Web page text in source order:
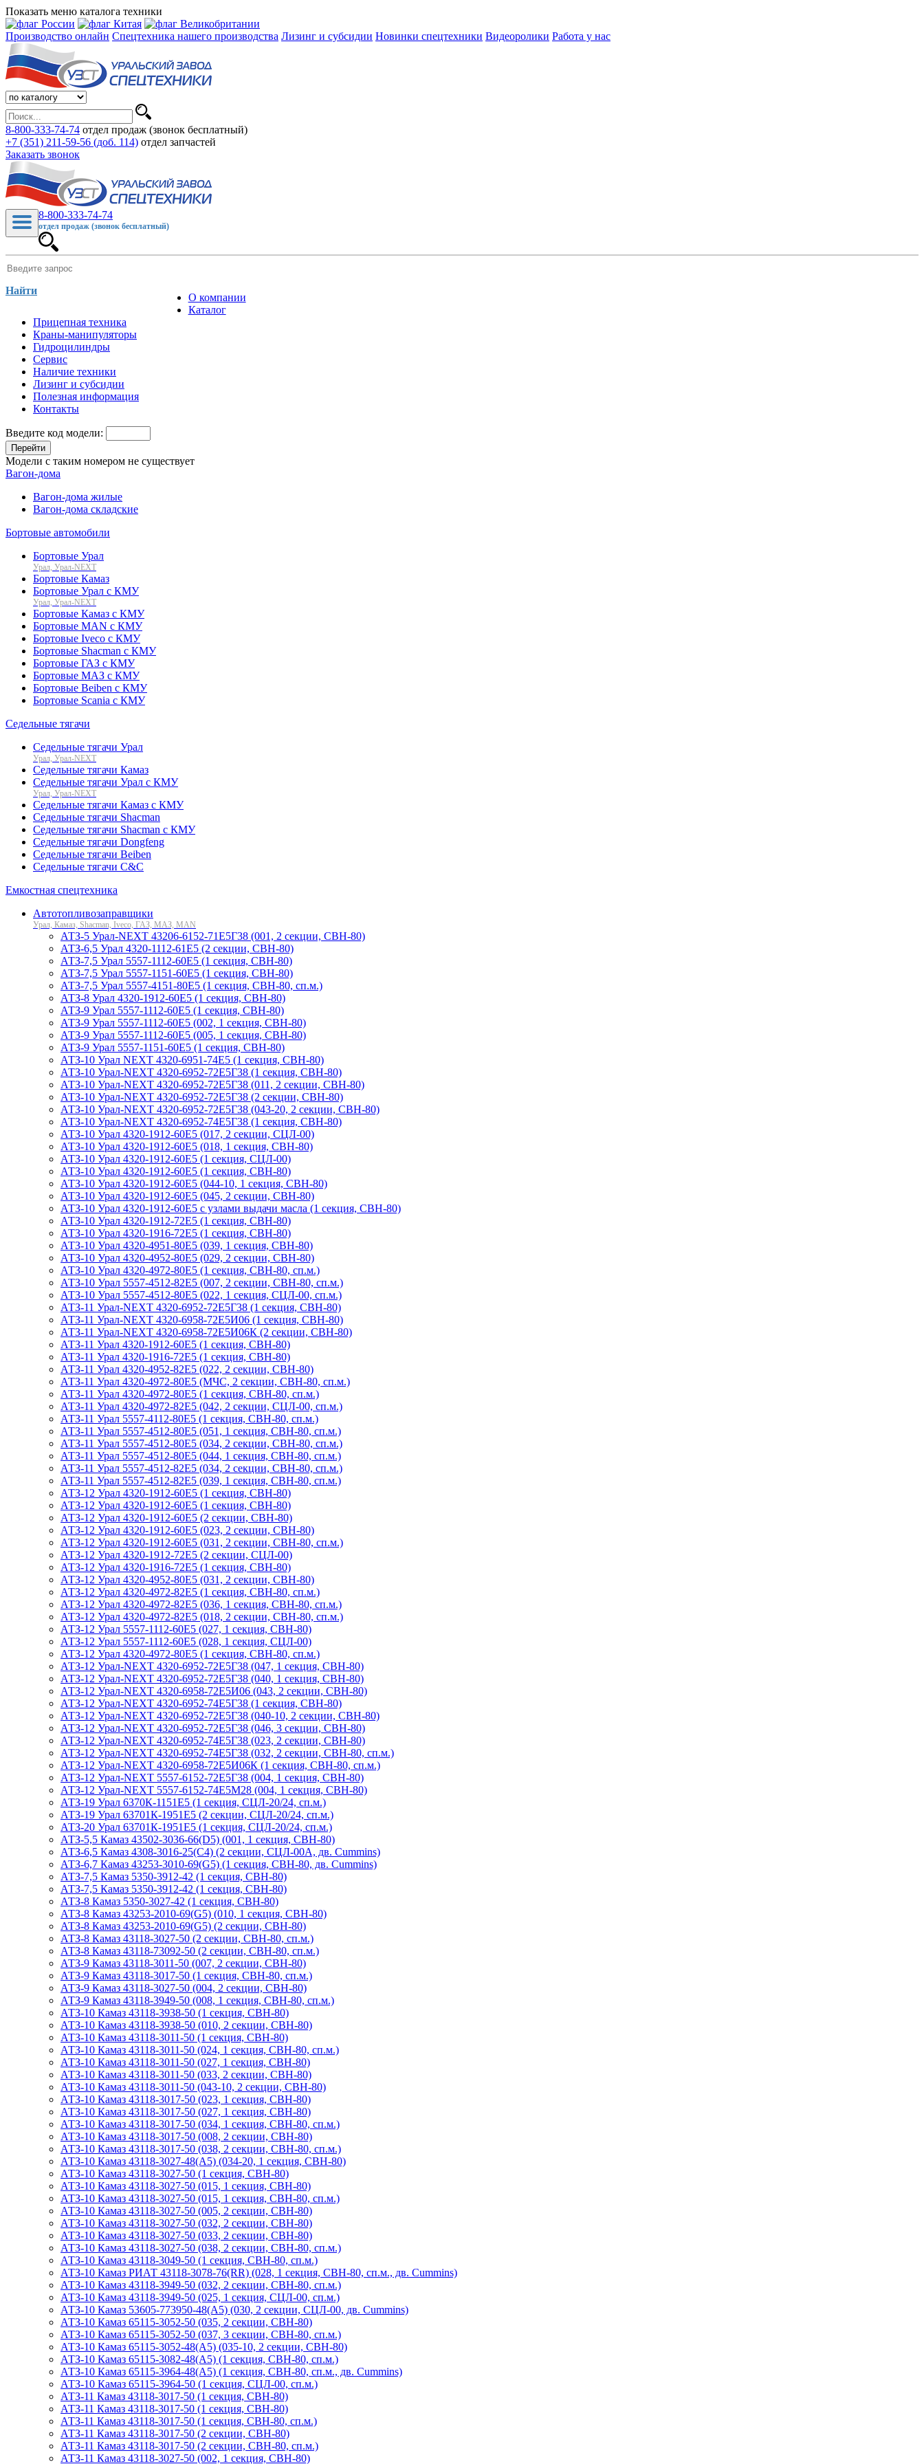
Показать меню каталога техники
Производство онлайн Спецтехника нашего производства Лизинг и субсидии Новинки спецтехники Видеоролики Работа у нас
8-800-333-74-74 отдел продаж (звонок бесплатный)
+7 (351) 211-59-56 (доб. 114) отдел запчастей
Заказать звонок
8-800-333-74-74
отдел продаж (звонок бесплатный)
Найти
О компании
Каталог
Прицепная техника
Краны-манипуляторы
Гидроцилиндры
Сервис
Наличие техники
Лизинг и субсидии
Полезная информация
Контакты
Введите код модели:
Перейти
Модели с таким номером не существует
Вагон-дома
Вагон-дома жилые
Вагон-дома складские
Бортовые автомобили
Бортовые Урал
Урал, Урал-NEXT
Бортовые Камаз
Бортовые Урал с КМУ
Урал, Урал-NEXT
Бортовые Камаз с КМУ
Бортовые MAN с КМУ
Бортовые Iveco с КМУ
Бортовые Shacman с КМУ
Бортовые ГАЗ с КМУ
Бортовые МАЗ с КМУ
Бортовые Beiben с КМУ
Бортовые Scania с КМУ
Седельные тягачи
Седельные тягачи Урал
Урал, Урал-NEXT
Седельные тягачи Камаз
Седельные тягачи Урал с КМУ
Урал, Урал-NEXT
Седельные тягачи Камаз с КМУ
Седельные тягачи Shacman
Седельные тягачи Shacman с КМУ
Седельные тягачи Dongfeng
Седельные тягачи Beiben
Седельные тягачи C&C
Емкостная спецтехника
Автотопливозаправщики
Урал, Камаз, Shacman, Iveco, ГАЗ, МАЗ, MAN
АТЗ-5 Урал-NEXT 43206-6152-71Е5Г38 (001, 2 секции, СВН-80)
АТЗ-6,5 Урал 4320-1112-61Е5 (2 секции, СВН-80)
АТЗ-7,5 Урал 5557-1112-60Е5 (1 секция, СВН-80)
АТЗ-7,5 Урал 5557-1151-60Е5 (1 секция, СВН-80)
АТЗ-7,5 Урал 5557-4151-80Е5 (1 секция, СВН-80, сп.м.)
АТЗ-8 Урал 4320-1912-60Е5 (1 секция, СВН-80)
АТЗ-9 Урал 5557-1112-60Е5 (1 секция, СВН-80)
АТЗ-9 Урал 5557-1112-60Е5 (002, 1 секция, СВН-80)
АТЗ-9 Урал 5557-1112-60Е5 (005, 1 секция, СВН-80)
АТЗ-9 Урал 5557-1151-60Е5 (1 секция, СВН-80)
АТЗ-10 Урал NEXT 4320-6951-74Е5 (1 секция, СВН-80)
АТЗ-10 Урал-NEXT 4320-6952-72Е5Г38 (1 секция, СВН-80)
АТЗ-10 Урал-NEXT 4320-6952-72Е5Г38 (011, 2 секции, СВН-80)
АТЗ-10 Урал-NEXT 4320-6952-72Е5Г38 (2 секции, СВН-80)
АТЗ-10 Урал-NEXT 4320-6952-72Е5Г38 (043-20, 2 секции, СВН-80)
АТЗ-10 Урал-NEXT 4320-6952-74Е5Г38 (1 секция, СВН-80)
АТЗ-10 Урал 4320-1912-60Е5 (017, 2 секции, СЦЛ-00)
АТЗ-10 Урал 4320-1912-60Е5 (018, 1 секция, СВН-80)
АТЗ-10 Урал 4320-1912-60Е5 (1 секция, СЦЛ-00)
АТЗ-10 Урал 4320-1912-60Е5 (1 секция, СВН-80)
АТЗ-10 Урал 4320-1912-60Е5 (044-10, 1 секция, СВН-80)
АТЗ-10 Урал 4320-1912-60Е5 (045, 2 секции, СВН-80)
АТЗ-10 Урал 4320-1912-60Е5 с узлами выдачи масла (1 секция, СВН-80)
АТЗ-10 Урал 4320-1912-72Е5 (1 секция, СВН-80)
АТЗ-10 Урал 4320-1916-72Е5 (1 секция, СВН-80)
АТЗ-10 Урал 4320-4951-80Е5 (039, 1 секция, СВН-80)
АТЗ-10 Урал 4320-4952-80Е5 (029, 2 секции, СВН-80)
АТЗ-10 Урал 4320-4972-80Е5 (1 секция, СВН-80, сп.м.)
АТЗ-10 Урал 5557-4512-82Е5 (007, 2 секции, СВН-80, сп.м.)
АТЗ-10 Урал 5557-4512-80Е5 (022, 1 секция, СЦЛ-00, сп.м.)
АТЗ-11 Урал-NEXT 4320-6952-72Е5Г38 (1 секция, СВН-80)
АТЗ-11 Урал-NEXT 4320-6958-72Е5И06 (1 секция, СВН-80)
АТЗ-11 Урал-NEXT 4320-6958-72Е5И06К (2 секции, СВН-80)
АТЗ-11 Урал 4320-1912-60Е5 (1 секция, СВН-80)
АТЗ-11 Урал 4320-1916-72Е5 (1 секция, СВН-80)
АТЗ-11 Урал 4320-4952-82Е5 (022, 2 секции, СВН-80)
АТЗ-11 Урал 4320-4972-80Е5 (МЧС, 2 секции, СВН-80, сп.м.)
АТЗ-11 Урал 4320-4972-80Е5 (1 секция, СВН-80, сп.м.)
АТЗ-11 Урал 4320-4972-82Е5 (042, 2 секции, СЦЛ-00, сп.м.)
АТЗ-11 Урал 5557-4112-80Е5 (1 секция, СВН-80, сп.м.)
АТЗ-11 Урал 5557-4512-80Е5 (051, 1 секция, СВН-80, сп.м.)
АТЗ-11 Урал 5557-4512-80Е5 (034, 2 секции, СВН-80, сп.м.)
АТЗ-11 Урал 5557-4512-80Е5 (044, 1 секция, СВН-80, сп.м.)
АТЗ-11 Урал 5557-4512-82Е5 (034, 2 секции, СВН-80, сп.м.)
АТЗ-11 Урал 5557-4512-82Е5 (039, 1 секция, СВН-80, сп.м.)
АТЗ-12 Урал 4320-1912-60Е5 (1 секция, СВН-80)
АТЗ-12 Урал 4320-1912-60Е5 (1 секция, СВН-80)
АТЗ-12 Урал 4320-1912-60Е5 (2 секции, СВН-80)
АТЗ-12 Урал 4320-1912-60Е5 (023, 2 секции, СВН-80)
АТЗ-12 Урал 4320-1912-60Е5 (031, 2 секции, СВН-80, сп.м.)
АТЗ-12 Урал 4320-1912-72Е5 (2 секции, СЦЛ-00)
АТЗ-12 Урал 4320-1916-72Е5 (1 секция, СВН-80)
АТЗ-12 Урал 4320-4952-80Е5 (031, 2 секции, СВН-80)
АТЗ-12 Урал 4320-4972-82Е5 (1 секция, СВН-80, сп.м.)
АТЗ-12 Урал 4320-4972-82Е5 (036, 1 секция, СВН-80, сп.м.)
АТЗ-12 Урал 4320-4972-82Е5 (018, 2 секции, СВН-80, сп.м.)
АТЗ-12 Урал 5557-1112-60Е5 (027, 1 секция, СВН-80)
АТЗ-12 Урал 5557-1112-60Е5 (028, 1 секция, СЦЛ-00)
АТЗ-12 Урал 4320-4972-80Е5 (1 секция, СВН-80, сп.м.)
АТЗ-12 Урал-NEXT 4320-6952-72Е5Г38 (047, 1 секция, СВН-80)
АТЗ-12 Урал-NEXT 4320-6952-72Е5Г38 (040, 1 секция, СВН-80)
АТЗ-12 Урал-NEXT 4320-6958-72Е5И06 (043, 2 секции, СВН-80)
АТЗ-12 Урал-NEXT 4320-6952-74Е5Г38 (1 секция, СВН-80)
АТЗ-12 Урал-NEXT 4320-6952-72Е5Г38 (040-10, 2 секции, СВН-80)
АТЗ-12 Урал-NEXT 4320-6952-72Е5Г38 (046, 3 секции, СВН-80)
АТЗ-12 Урал-NEXT 4320-6952-74Е5Г38 (023, 2 секции, СВН-80)
АТЗ-12 Урал-NEXT 4320-6952-74Е5Г38 (032, 2 секции, СВН-80, сп.м.)
АТЗ-12 Урал-NEXT 4320-6958-72Е5И06К (1 секция, СВН-80, сп.м.)
АТЗ-12 Урал-NEXT 5557-6152-72Е5Г38 (004, 1 секция, СВН-80)
АТЗ-12 Урал-NEXT 5557-6152-74Е5М28 (004, 1 секция, СВН-80)
АТЗ-19 Урал 6370К-1151Е5 (1 секция, СЦЛ-20/24, сп.м.)
АТЗ-19 Урал 63701К-1951Е5 (2 секции, СЦЛ-20/24, сп.м.)
АТЗ-20 Урал 63701К-1951Е5 (1 секция, СЦЛ-20/24, сп.м.)
АТЗ-5,5 Камаз 43502-3036-66(D5) (001, 1 секция, СВН-80)
АТЗ-6,5 Камаз 4308-3016-25(С4) (2 секции, СЦЛ-00А, дв. Cummins)
АТЗ-6,7 Камаз 43253-3010-69(G5) (1 секция, СВН-80, дв. Cummins)
АТЗ-7,5 Камаз 5350-3912-42 (1 секция, СВН-80)
АТЗ-7,5 Камаз 5350-3912-42 (1 секция, СВН-80)
АТЗ-8 Камаз 5350-3027-42 (1 секция, СВН-80)
АТЗ-8 Камаз 43253-2010-69(G5) (010, 1 секция, СВН-80)
АТЗ-8 Камаз 43253-2010-69(G5) (2 секции, СВН-80)
АТЗ-8 Камаз 43118-3027-50 (2 секции, СВН-80, сп.м.)
АТЗ-8 Камаз 43118-73092-50 (2 секции, СВН-80, сп.м.)
АТЗ-9 Камаз 43118-3011-50 (007, 2 секции, СВН-80)
АТЗ-9 Камаз 43118-3017-50 (1 секция, СВН-80, сп.м.)
АТЗ-9 Камаз 43118-3027-50 (004, 2 секции, СВН-80)
АТЗ-9 Камаз 43118-3949-50 (008, 1 секция, СВН-80, сп.м.)
АТЗ-10 Камаз 43118-3938-50 (1 секция, СВН-80)
АТЗ-10 Камаз 43118-3938-50 (010, 2 секции, СВН-80)
АТЗ-10 Камаз 43118-3011-50 (1 секция, СВН-80)
АТЗ-10 Камаз 43118-3011-50 (024, 1 секция, СВН-80, сп.м.)
АТЗ-10 Камаз 43118-3011-50 (027, 1 секция, СВН-80)
АТЗ-10 Камаз 43118-3011-50 (033, 2 секции, СВН-80)
АТЗ-10 Камаз 43118-3011-50 (043-10, 2 секции, СВН-80)
АТЗ-10 Камаз 43118-3017-50 (023, 1 секция, СВН-80)
АТЗ-10 Камаз 43118-3017-50 (027, 1 секция, СВН-80)
АТЗ-10 Камаз 43118-3017-50 (034, 1 секция, СВН-80, сп.м.)
АТЗ-10 Камаз 43118-3017-50 (008, 2 секции, СВН-80)
АТЗ-10 Камаз 43118-3017-50 (038, 2 секции, СВН-80, сп.м.)
АТЗ-10 Камаз 43118-3027-48(A5) (034-20, 1 секция, СВН-80)
АТЗ-10 Камаз 43118-3027-50 (1 секция, СВН-80)
АТЗ-10 Камаз 43118-3027-50 (015, 1 секция, СВН-80)
АТЗ-10 Камаз 43118-3027-50 (015, 1 секция, СВН-80, сп.м.)
АТЗ-10 Камаз 43118-3027-50 (005, 2 секции, СВН-80)
АТЗ-10 Камаз 43118-3027-50 (032, 2 секции, СВН-80)
АТЗ-10 Камаз 43118-3027-50 (033, 2 секции, СВН-80)
АТЗ-10 Камаз 43118-3027-50 (038, 2 секции, СВН-80, сп.м.)
АТЗ-10 Камаз 43118-3049-50 (1 секция, СВН-80, сп.м.)
АТЗ-10 Камаз РИАТ 43118-3078-76(RR) (028, 1 секция, СВН-80, сп.м., дв. Cummins)
АТЗ-10 Камаз 43118-3949-50 (032, 2 секции, СВН-80, сп.м.)
АТЗ-10 Камаз 43118-3949-50 (025, 1 секция, СЦЛ-00, сп.м.)
АТЗ-10 Камаз 53605-773950-48(А5) (030, 2 секции, СЦЛ-00, дв. Cummins)
АТЗ-10 Камаз 65115-3052-50 (035, 2 секции, СВН-80)
АТЗ-10 Камаз 65115-3052-50 (037, 3 секции, СВН-80, сп.м.)
АТЗ-10 Камаз 65115-3052-48(А5) (035-10, 2 секции, СВН-80)
АТЗ-10 Камаз 65115-3082-48(A5) (1 секция, СВН-80, сп.м.)
АТЗ-10 Камаз 65115-3964-48(A5) (1 секция, СВН-80, сп.м., дв. Cummins)
АТЗ-10 Камаз 65115-3964-50 (1 секция, СЦЛ-00, сп.м.)
АТЗ-11 Камаз 43118-3017-50 (1 секция, СВН-80)
АТЗ-11 Камаз 43118-3017-50 (1 секция, СВН-80)
АТЗ-11 Камаз 43118-3017-50 (1 секция, СВН-80, сп.м.)
АТЗ-11 Камаз 43118-3017-50 (2 секции, СВН-80)
АТЗ-11 Камаз 43118-3017-50 (2 секции, СВН-80, сп.м.)
АТЗ-11 Камаз 43118-3027-50 (002, 1 секция, СВН-80)